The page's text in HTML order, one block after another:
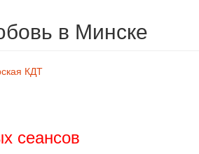
в Минске
КДТ
сеансов